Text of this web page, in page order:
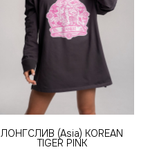
ЛОНГСЛИВ (Asia) KOREAN
TIGER PINK